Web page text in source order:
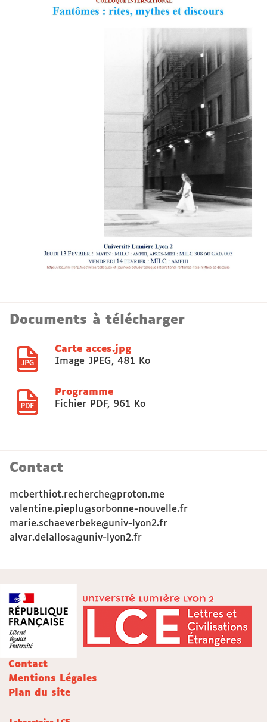
Documents à télécharger
Carte acces.jpg
Image JPEG, 481 Ko
Programme
Fichier PDF, 961 Ko
Contact
mcberthiot.recherche@proton.me
valentine.pieplu@sorbonne-nouvelle.fr
marie.schaeverbeke@univ-lyon2.fr
alvar.delallosa@univ-lyon2.fr
Contact
Mentions Légales
Plan du site